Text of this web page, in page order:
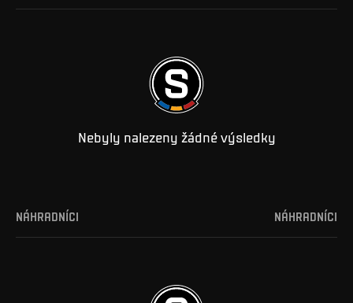
Nebyly nalezeny žádné výsledky
NÁHRADNÍCI NÁHRADNÍCI